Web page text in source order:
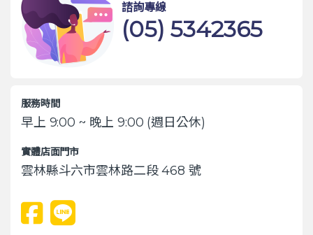
諮詢專線
(05) 5342365
服務時間
早上 9:00 ~ 晚上 9:00 (週日公休)
實體店面門市
雲林縣斗六市雲林路二段 468 號